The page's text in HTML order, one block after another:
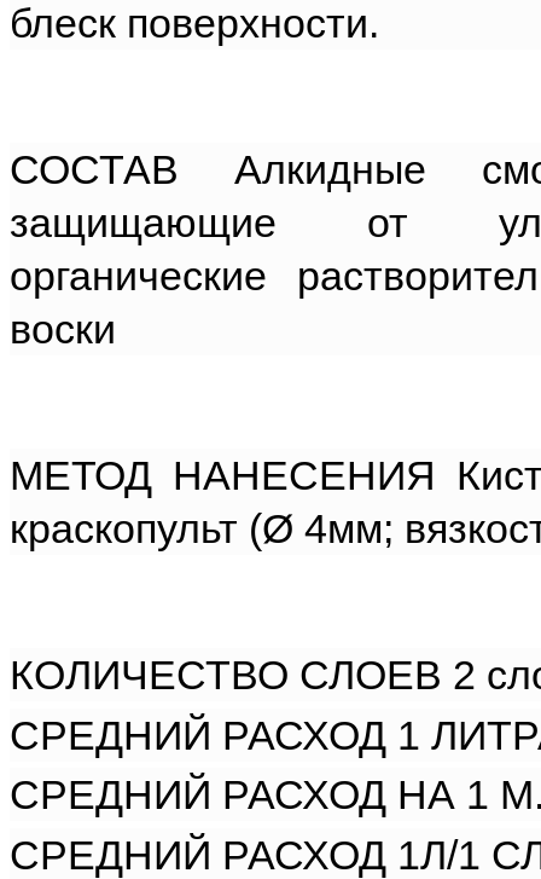
блеск поверхности.
СОСТАВ Алкидные
защищающие от
органические
воски
МЕТОД НАНЕСЕНИЯ
краскопульт (Ø 4мм;
КОЛИЧЕСТВО СЛОЕВ 2
СРЕДНИЙ РАСХОД 1
СРЕДНИЙ РАСХОД НА 1
СРЕДНИЙ РАСХОД 1Л/1